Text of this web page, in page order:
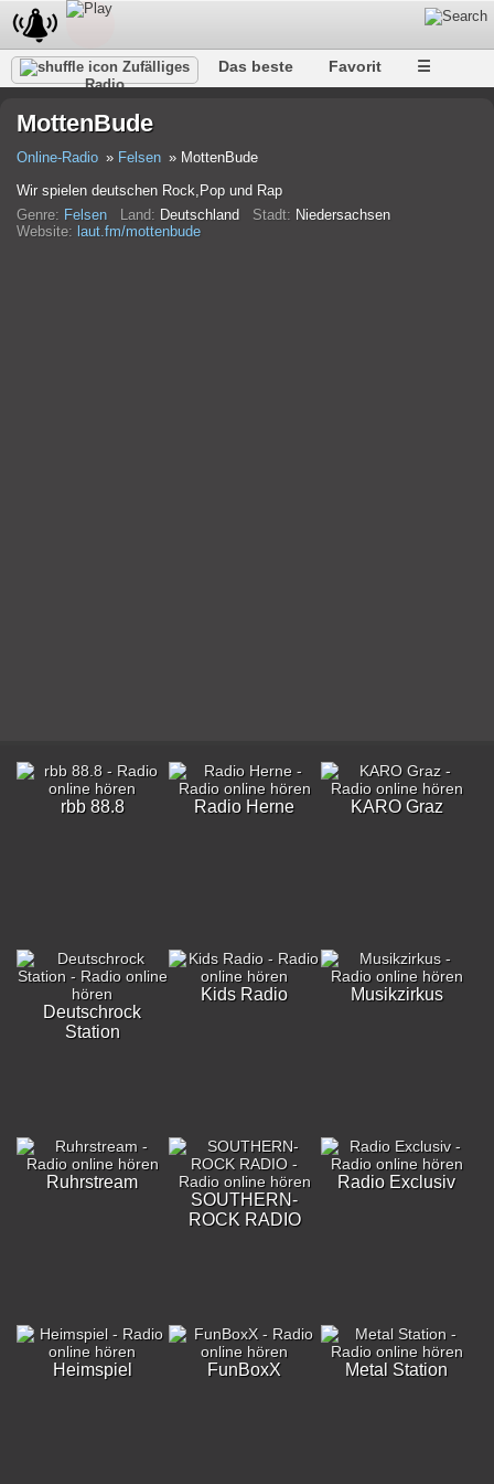
Zufälliges
Radio
Das beste Favorit ☰
MottenBude
Online-Radio Felsen
MottenBude
Wir spielen deutschen Rock,Pop und Rap
Genre: Felsen Land: Deutschland Stadt: Niedersachsen
Website: laut.fm/mottenbude
rbb 88.8 Radio Herne KARO Graz
Deutschrock
Station
Kids Radio Musikzirkus
Ruhrstream
SOUTHERN-
ROCK RADIO
Radio Exclusiv
Heimspiel FunBoxX Metal Station